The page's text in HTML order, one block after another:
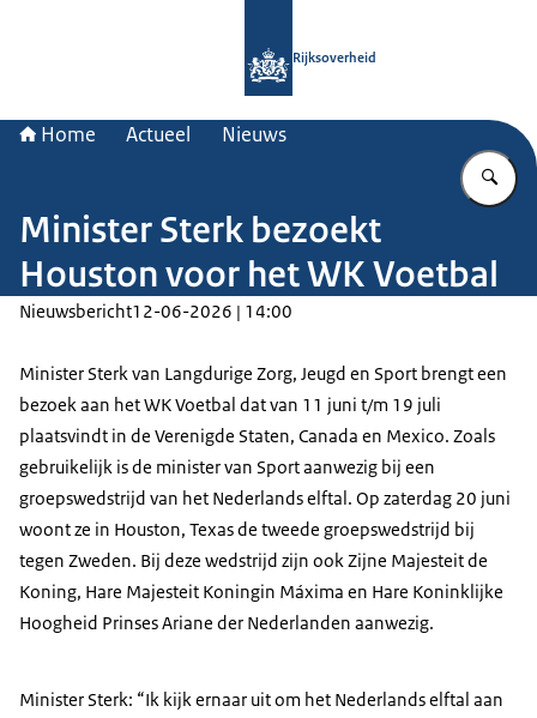
Rijksoverheid
Home Actueel Nieuws
Minister Sterk bezoekt
Houston voor het WK Voetbal
Nieuwsbericht12-06-2026 | 14:00
Minister Sterk van Langdurige Zorg, Jeugd en Sport brengt een
bezoek aan het WK Voetbal dat van 11 juni t/m 19 juli
plaatsvindt in de Verenigde Staten, Canada en Mexico. Zoals
gebruikelijk is de minister van Sport aanwezig bij een
groepswedstrijd van het Nederlands elftal. Op zaterdag 20 juni
woont ze in Houston, Texas de tweede groepswedstrijd bij
tegen Zweden. Bij deze wedstrijd zijn ook Zijne Majesteit de
Koning, Hare Majesteit Koningin Máxima en Hare Koninklijke
Hoogheid Prinses Ariane der Nederlanden aanwezig.
Minister Sterk: “Ik kijk ernaar uit om het Nederlands elftal aan